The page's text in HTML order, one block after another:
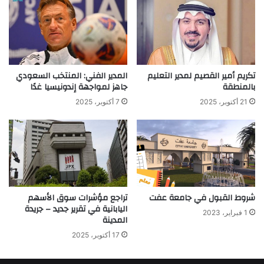
تكريم أمير القصيم لمدير التعليم
بالمنطقة
21 أكتوبر، 2025
المدير الفني: المنتخب السعودي
جاهز لمواجهة إندونيسيا غدًا
7 أكتوبر، 2025
شروط القبول في جامعة عفت
1 فبراير، 2023
تراجع مؤشرات سوق الأسهم
اليابانية في تقرير جديد – جريدة
المدينة
17 أكتوبر، 2025